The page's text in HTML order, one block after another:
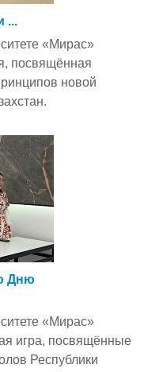
...
«Мирас»
посвящённая
новой
Дню
«Мирас»
игра, посвящённые
Республики